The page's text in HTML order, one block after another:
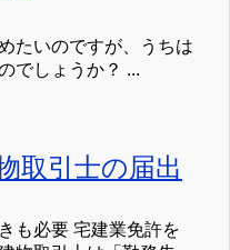
たいのですが、うちは
でしょうか？ ...
取引士の届出
も必要 宅建業免許を